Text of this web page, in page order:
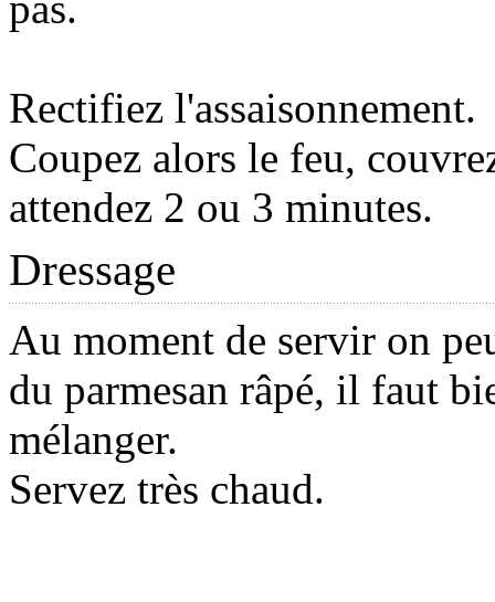
Rectifiez l'assaisonnement.
Coupez alors le feu,
attendez 2 ou 3 minutes.
Dressage
Au moment de servir on
du parmesan râpé, il faut
mélanger.
Servez très chaud.